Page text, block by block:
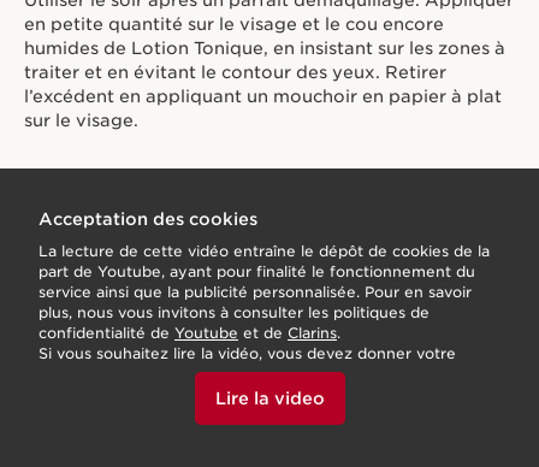
en petite quantité sur le visage et le cou encore
humides de Lotion Tonique, en insistant sur les zones à
traiter et en évitant le contour des yeux. Retirer
l’excédent en appliquant un mouchoir en papier à plat
sur le visage.
Acceptation des cookies
La lecture de cette vidéo entraîne le dépôt de cookies de la
part de Youtube, ayant pour finalité le fonctionnement du
service ainsi que la publicité personnalisée. Pour en savoir
plus, nous vous invitons à consulter les politiques de
confidentialité de Youtube et de Clarins.
Si vous souhaitez lire la vidéo, vous devez donner votre
accord en cliquant ci-dessous.
Lire la video